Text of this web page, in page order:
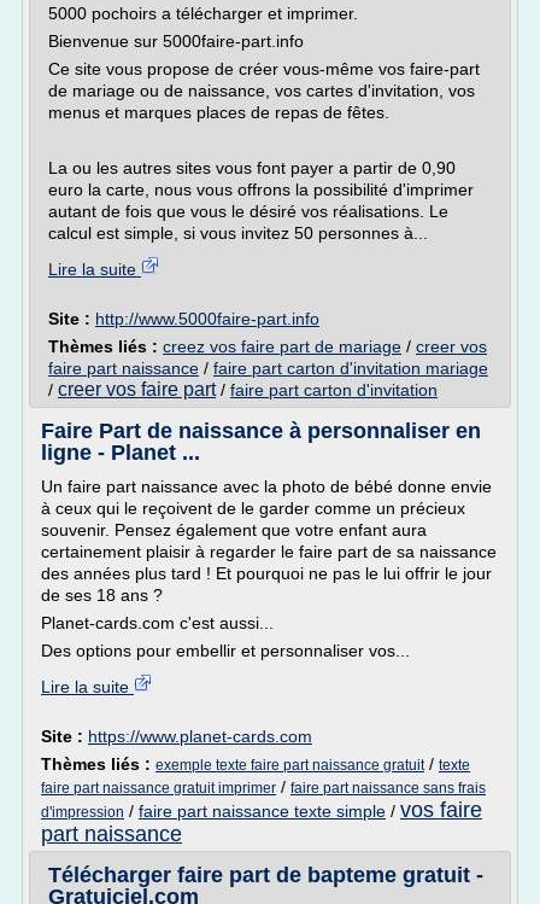
5000 pochoirs a télécharger et imprimer.
Bienvenue sur 5000faire-part.info
Ce site vous propose de créer vous-même vos faire-part
de mariage ou de naissance, vos cartes d'invitation, vos
menus et marques places de repas de fêtes.
La ou les autres sites vous font payer a partir de 0,90
euro la carte, nous vous offrons la possibilité d'imprimer
autant de fois que vous le désiré vos réalisations. Le
calcul est simple, si vous invitez 50 personnes à...
Lire la suite
Site : http://www.5000faire-part.info
Thèmes liés : creez vos faire part de mariage / creer vos
faire part naissance / faire part carton d'invitation mariage
/ creer vos faire part/ faire part carton d'invitation
Faire Part de naissance à personnaliser en
ligne - Planet ...
Un faire part naissance avec la photo de bébé donne envie
à ceux qui le reçoivent de le garder comme un précieux
souvenir. Pensez également que votre enfant aura
certainement plaisir à regarder le faire part de sa naissance
des années plus tard ! Et pourquoi ne pas le lui offrir le jour
de ses 18 ans ?
Planet-cards.com c'est aussi...
Des options pour embellir et personnaliser vos...
Lire la suite
Site : https://www.planet-cards.com
Thèmes liés : exemple texte faire part naissance gratuit/ texte
faire part naissance gratuit imprimer / faire part naissance sans frais
d'impression / faire part naissance texte simple / vos faire
part naissance
Télécharger faire part de bapteme gratuit -
Gratuiciel.com